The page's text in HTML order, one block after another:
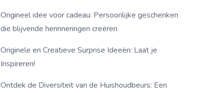
Origineel idee voor cadeau: Persoonlijke geschenken
die blijvende herinneringen creëren
Originele en Creatieve Surprise Ideeën: Laat je
Inspireren!
Ontdek de Diversiteit van de Huishoudbeurs: Een